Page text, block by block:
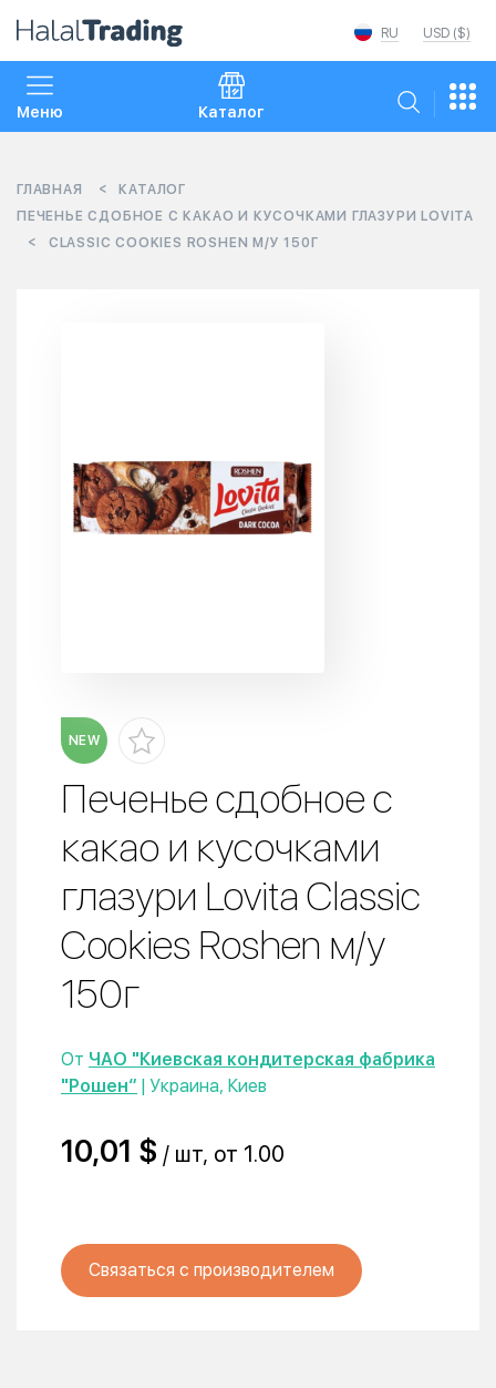
USD ($)
RU
Меню Каталог
ГЛАВНАЯ
КАТАЛОГ
ПЕЧЕНЬЕ СДОБНОЕ С КАКАО И КУСОЧКАМИ ГЛАЗУРИ LOVITA
CLASSIC COOKIES ROSHEN М/У 150Г
NEW
Печенье сдобное с
какао и кусочками
глазури Lovita Classic
Cookies Roshen м/у
150г
От ЧАО "Киевская кондитерская фабрика
"Рошен“ | Украина, Киев
10,01 $ / шт, от 1.00
Связаться с производителем